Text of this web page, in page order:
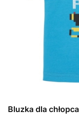
Bluzka dla